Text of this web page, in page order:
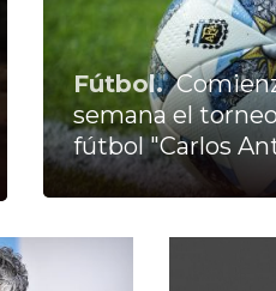
Fútbol.
semana el
fútbol "Carlos